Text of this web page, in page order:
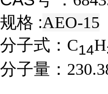
规格 :AEO-15
分子式： C14H
分子量：